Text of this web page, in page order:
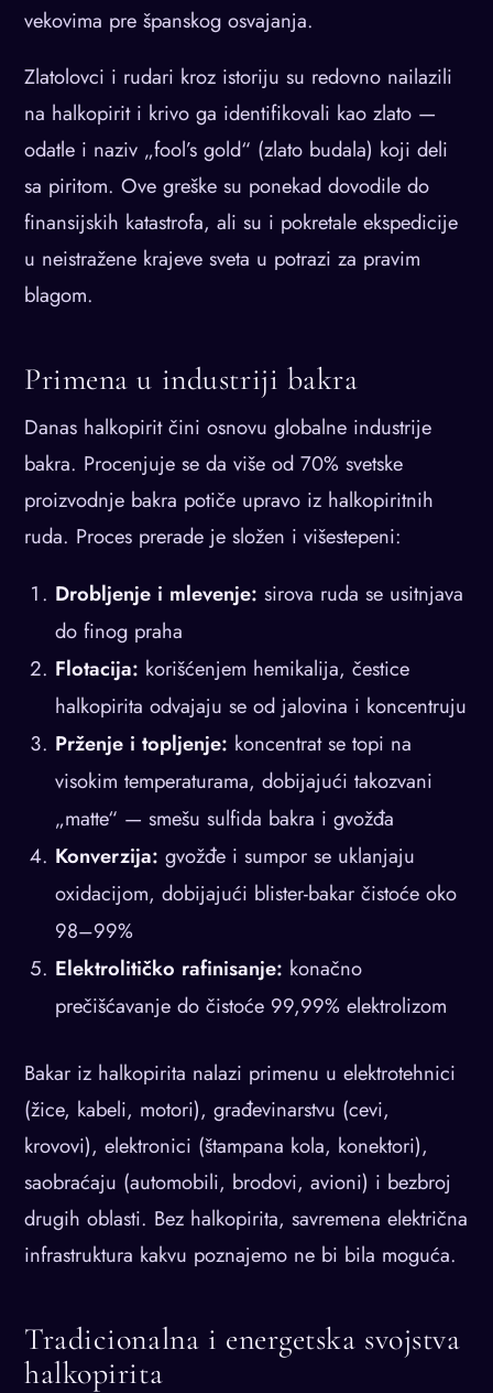
vekovima pre španskog osvajanja.
Zlatolovci i rudari kroz istoriju su redovno nailazili
na halkopirit i krivo ga identifikovali kao zlato —
odatle i naziv „fool’s gold“ (zlato budala) koji deli
sa piritom. Ove greške su ponekad dovodile do
finansijskih katastrofa, ali su i pokretale ekspedicije
u neistražene krajeve sveta u potrazi za pravim
blagom.
Primena u industriji bakra
Danas halkopirit čini osnovu globalne industrije
bakra. Procenjuje se da više od 70% svetske
proizvodnje bakra potiče upravo iz halkopiritnih
ruda. Proces prerade je složen i višestepeni:
Drobljenje i mlevenje: sirova ruda se usitnjava
do finog praha
Flotacija: korišćenjem hemikalija, čestice
halkopirita odvajaju se od jalovina i koncentruju
Prženje i topljenje: koncentrat se topi na
visokim temperaturama, dobijajući takozvani
„matte“ — smešu sulfida bakra i gvožđa
Konverzija: gvožđe i sumpor se uklanjaju
oxidacijom, dobijajući blister-bakar čistoće oko
98–99%
Elektrolitičko rafinisanje: konačno
prečišćavanje do čistoće 99,99% elektrolizom
Bakar iz halkopirita nalazi primenu u elektrotehnici
(žice, kabeli, motori), građevinarstvu (cevi,
krovovi), elektronici (štampana kola, konektori),
saobraćaju (automobili, brodovi, avioni) i bezbroj
drugih oblasti. Bez halkopirita, savremena električna
infrastruktura kakvu poznajemo ne bi bila moguća.
Tradicionalna i energetska svojstva
halkopirita